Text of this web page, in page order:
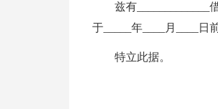
兹有
于_____年____月____日
特立此据。